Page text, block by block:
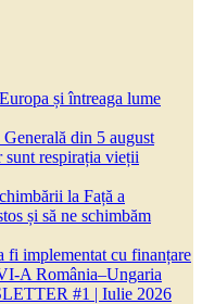
și întreaga lume
din 5 august
respirația vieții
la Față a
și să ne schimbăm
fi implementat cu finanțare
A România–Ungaria
#1 | Iulie 2026